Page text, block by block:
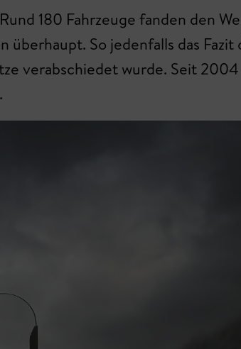
180 Fahrzeuge fanden den
überhaupt. So jedenfalls das Fazit
verabschiedet wurde. Seit